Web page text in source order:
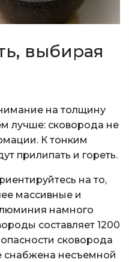
выбирая
на толщину
лучше: сковорода не
К тонким
прилипать и гореть.
на то,
массивные и
намного
составляет 1200
сковорода
снабжена несъемной